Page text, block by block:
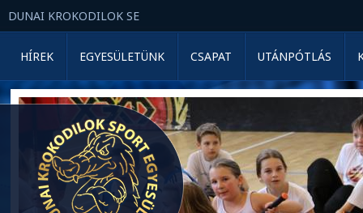
DUNAI KROKODILOK SE
HÍREK EGYESÜLETÜNK CSAPAT UTÁNPÓTLÁS